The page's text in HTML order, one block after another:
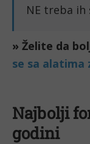
NE treba
» Želite da
se sa alatima
Najbolji
godini